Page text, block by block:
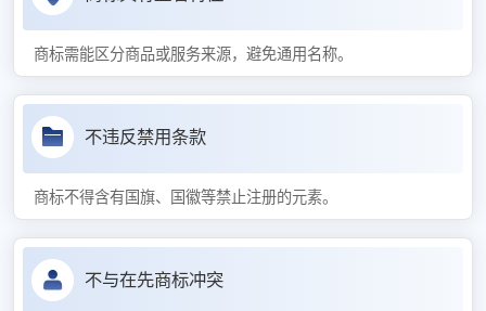
商标需能区分商品或服务来源，避免通用名称。
不违反禁用条款
商标不得含有国旗、国徽等禁止注册的元素。
不与在先商标冲突